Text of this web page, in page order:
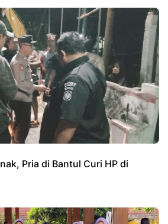
Pria di Bantul Curi HP di